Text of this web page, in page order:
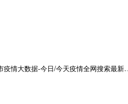
2023年09月19日青海省海东市疫情大数据-今日/今天疫情全网搜索最新实时消息动态情况通知播报